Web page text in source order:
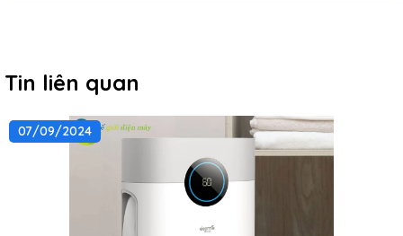
Tin liên quan
07/09/2024